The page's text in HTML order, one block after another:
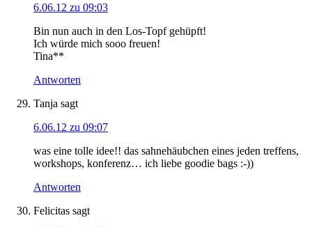
6.06.12 zu 09:03
Bin nun auch in den Los-Topf gehüpft!
Ich würde mich sooo freuen!
Tina**
Antworten
Tanja sagt
6.06.12 zu 09:07
was eine tolle idee!! das sahnehäubchen eines jeden treffens,
workshops, konferenz… ich liebe goodie bags :-))
Antworten
Felicitas sagt